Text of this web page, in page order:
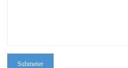
Submeter